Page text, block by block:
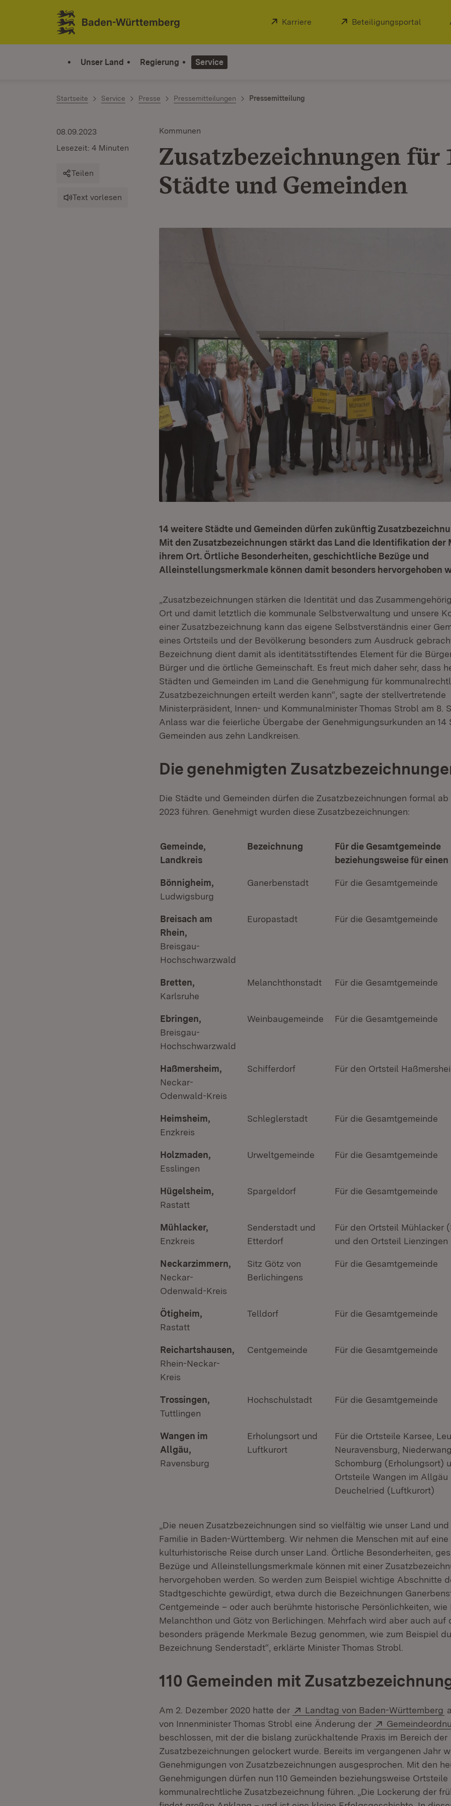
Zum Inhalt springen
Link zur Startseite
Extern:
Karriere (Öffnet in neuem Fenster)
Extern:
Beteiligungsportal
Unser Land Regierung Service
Startseite Service Presse Pressemitteilungen Pressemitteilung
Kommunen
Zusatzbezeichnungen für
Städte und Gemeinden
08.09.2023
Lesezeit: 4 Minuten
Teilen
Text vorlesen
14 weitere Städte und Gemeinden dürfen zukünftig
Mit den Zusatzbezeichnungen stärkt das Land die Identifikation der
ihrem Ort. Örtliche Besonderheiten, geschichtliche Bezüge und
Alleinstellungsmerkmale können damit besonders hervorgehoben
„Zusatzbezeichnungen stärken die Identität und das
Ort und damit letztlich die kommunale Selbstverwaltung und unsere
einer Zusatzbezeichnung kann das eigene Selbstverständnis einer
eines Ortsteils und der Bevölkerung besonders zum Ausdruck
Bezeichnung dient damit als identitätsstiftendes Element für die
Bürger und die örtliche Gemeinschaft. Es freut mich daher sehr, dass
Städten und Gemeinden im Land die Genehmigung für
Zusatzbezeichnungen erteilt werden kann“, sagte der stellvertretende
Ministerpräsident, Innen- und Kommunalminister Thomas Strobl am 8.
Anlass war die feierliche Übergabe der Genehmigungsurkunden an 14
Gemeinden aus zehn Landkreisen.
Die genehmigten
Die Städte und Gemeinden dürfen die Zusatzbezeichnungen formal ab
2023 führen. Genehmigt wurden diese Zusatzbezeichnungen:
Gemeinde,
Landkreis
Bezeichnung
Für die Gesamtgemeinde
beziehungsweise für
Bönnigheim,
Ludwigsburg
Ganerbenstadt Für die Gesamtgemeinde
Breisach am
Rhein,
Breisgau-
Hochschwarzwald
Europastadt Für die Gesamtgemeinde
Bretten,
Karlsruhe
Melanchthonstadt Für die Gesamtgemeinde
Ebringen,
Breisgau-
Hochschwarzwald
Weinbaugemeinde Für die Gesamtgemeinde
Haßmersheim,
Neckar-
Odenwald-Kreis
Schifferdorf Für den Ortsteil
Heimsheim,
Enzkreis
Schleglerstadt Für die Gesamtgemeinde
Holzmaden,
Esslingen
Urweltgemeinde Für die Gesamtgemeinde
Hügelsheim,
Rastatt
Spargeldorf Für die Gesamtgemeinde
Mühlacker,
Enzkreis
Senderstadt und
Etterdorf
Für den Ortsteil Mühlacker
und den Ortsteil
Neckarzimmern,
Neckar-
Odenwald-Kreis
Sitz Götz von
Berlichingens
Für die Gesamtgemeinde
Ötigheim,
Rastatt
Telldorf Für die Gesamtgemeinde
Reichartshausen,
Rhein-Neckar-
Kreis
Centgemeinde Für die Gesamtgemeinde
Trossingen,
Tuttlingen
Hochschulstadt Für die Gesamtgemeinde
Wangen im
Allgäu,
Ravensburg
Erholungsort und
Luftkurort
Für die Ortsteile Karsee,
Neuravensburg,
Schomburg (Erholungsort)
Ortsteile Wangen im Allgäu
Deuchelried (Luftkurort)
„Die neuen Zusatzbezeichnungen sind so vielfältig wie unser Land
Familie in Baden-Württemberg. Wir nehmen die Menschen mit auf eine
kulturhistorische Reise durch unser Land. Örtliche Besonderheiten,
Bezüge und Alleinstellungsmerkmale können mit einer
hervorgehoben werden. So werden zum Beispiel wichtige Abschnitte
Stadtgeschichte gewürdigt, etwa durch die Bezeichnungen
Centgemeinde – oder auch berühmte historische Persönlichkeiten, wie
Melanchthon und Götz von Berlichingen. Mehrfach wird aber auch auf
besonders prägende Merkmale Bezug genommen, wie zum Beispiel
Bezeichnung Senderstadt“, erklärte Minister Thomas Strobl.
110 Gemeinden mit
Am 2. Dezember 2020 hatte der Extern:
Landtag von Baden-Württemberg
von Innenminister Thomas Strobl eine Änderung der
Extern:
beschlossen, mit der die bislang zurückhaltende Praxis im Bereich der
Zusatzbezeichnungen gelockert wurde. Bereits im vergangenen Jahr
Genehmigungen von Zusatzbezeichnungen ausgesprochen. Mit den
Genehmigungen dürfen nun 110 Gemeinden beziehungsweise Ortsteile
kommunalrechtliche Zusatzbezeichnung führen. „Die Lockerung der